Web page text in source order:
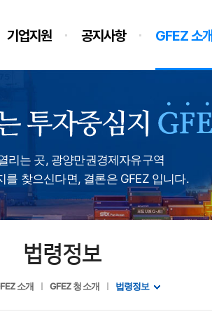
기업지원 공지사항 GFEZ 소개
리는 곳, 광양만권경제자유구역
를 찾으신다면, 결론은 GFEZ 입니다.
법령정보
소개 GFEZ 청 소개 법령정보